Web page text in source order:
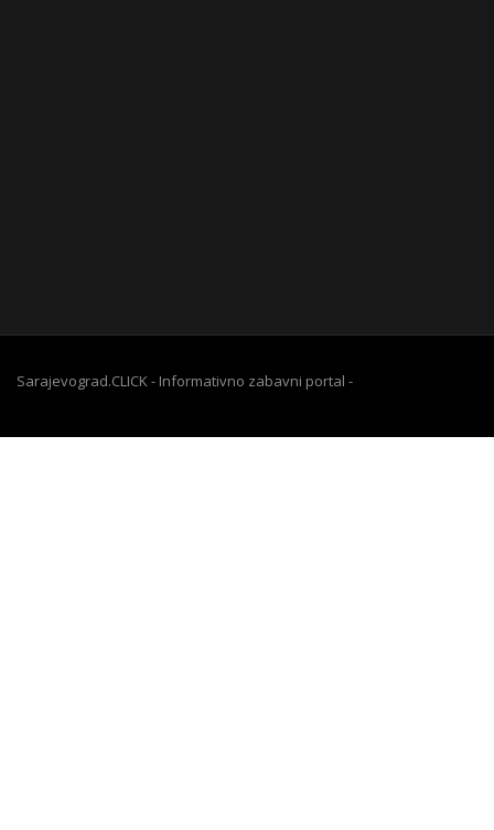
Sarajevograd.CLICK - Informativno zabavni portal -